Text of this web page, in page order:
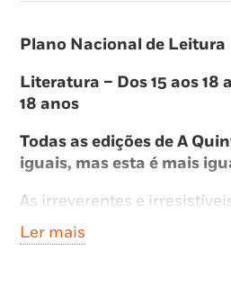
Plano Nacional de Leitura
Literatura – Dos 15 aos 18
18 anos
Todas as edições de A
iguais, mas esta é mais
As irreverentes e
Ralph Steadman conferem
esta edição, tornando-a
Ler mais